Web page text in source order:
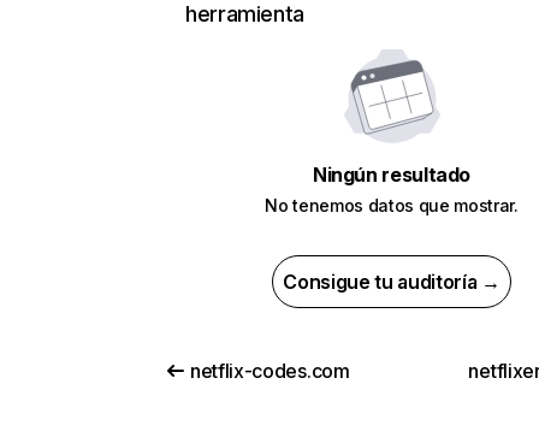
herramienta
Ningún resultado
No tenemos datos que mostrar.
Consigue tu auditoría →
netflix-codes.com